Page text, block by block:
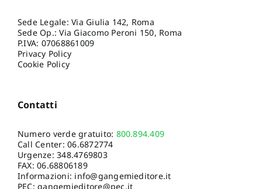
Sede Legale: Via Giulia 142, Roma
Sede Op.: Via Giacomo Peroni 150, Roma
P.IVA: 07068861009
Privacy Policy
Cookie Policy
Contatti
Numero verde gratuito: 800.894.409
Call Center:06.6872774
Urgenze:348.4769803
FAX: 06.68806189
Informazioni: info@gangemieditore.it
PEC: gangemieditore@pec.it